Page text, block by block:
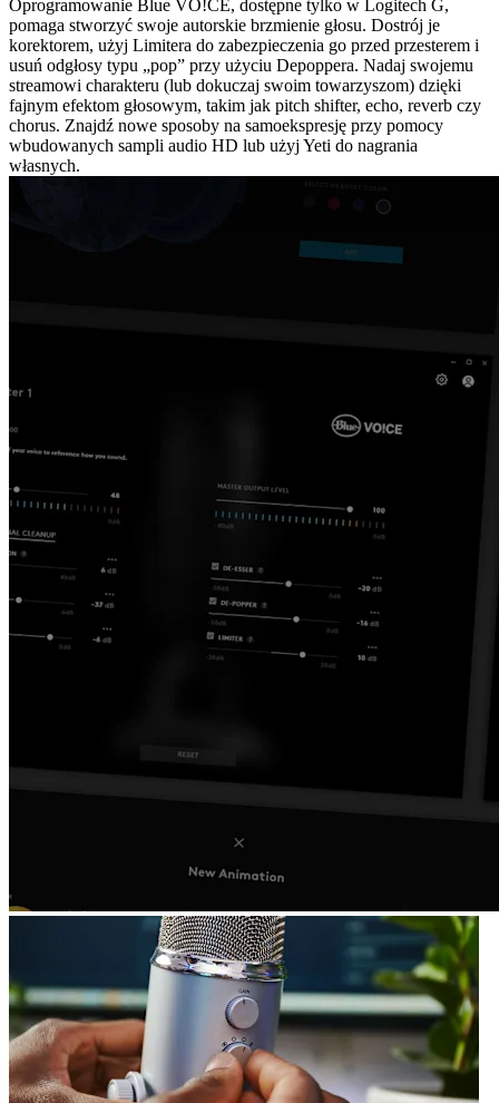
Oprogramowanie Blue VO!CE, dostępne tylko w Logitech G,
pomaga stworzyć swoje autorskie brzmienie głosu. Dostrój je
korektorem, użyj Limitera do zabezpieczenia go przed przesterem i
usuń odgłosy typu „pop” przy użyciu Depoppera. Nadaj swojemu
streamowi charakteru (lub dokuczaj swoim towarzyszom) dzięki
fajnym efektom głosowym, takim jak pitch shifter, echo, reverb czy
chorus. Znajdź nowe sposoby na samoekspresję przy pomocy
wbudowanych sampli audio HD lub użyj Yeti do nagrania
własnych.